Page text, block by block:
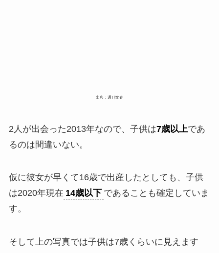
出典：週刊文春
2人が出会った2013年なので、子供は7歳以上であ
るのは間違いない。
仮に彼女が早くて16歳で出産したとしても、子供
は2020年現在 14歳以下 であることも確定していま
す。
そして上の写真では子供は7歳くらいに見えます